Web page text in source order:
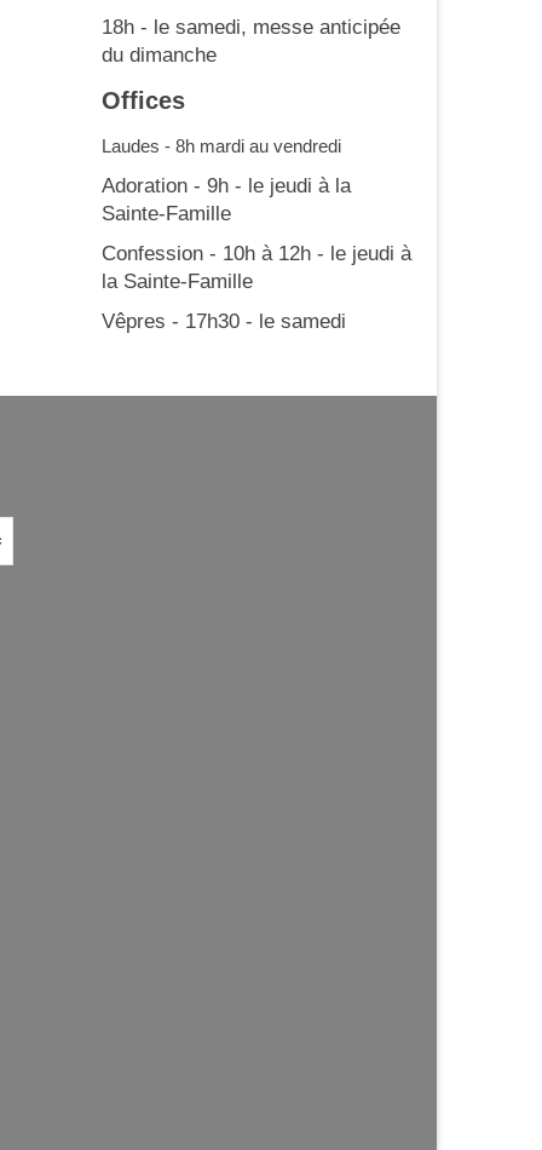
18h - le samedi, messe anticipée
du dimanche
Offices
Laudes - 8h mardi au vendredi
Adoration - 9h - le jeudi à la
Sainte-Famille
Confession - 10h à 12h - le jeudi à
la Sainte-Famille
Vêpres - 17h30 - le samedi